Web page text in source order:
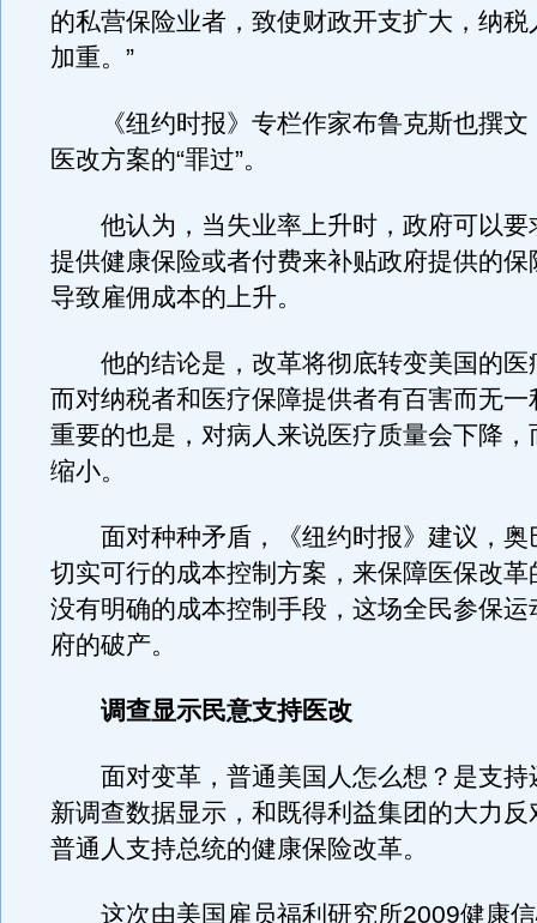
的私营保险业者，致使财政开支扩大，纳税
加重。”
《纽约时报》专栏作家布鲁克斯也撰文
医改方案的“罪过”。
他认为，当失业率上升时，政府可以要
提供健康保险或者付费来补贴政府提供的保
导致雇佣成本的上升。
他的结论是，改革将彻底转变美国的医
而对纳税者和医疗保障提供者有百害而无一
重要的也是，对病人来说医疗质量会下降，
缩小。
面对种种矛盾，《纽约时报》建议，奥
切实可行的成本控制方案，来保障医保改革
没有明确的成本控制手段，这场全民参保运
府的破产。
调查显示民意支持医改
面对变革，普通美国人怎么想？是支持
新调查数据显示，和既得利益集团的大力反
普通人支持总统的健康保险改革。
这次由美国雇员福利研究所2009健康信